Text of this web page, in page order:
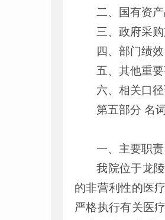
二、国有资
三、政府采
四、部门绩
五、其他重
六、相关口
第五部分 名
一、主要职责
我院位于龙
的非营利性的医
严格执行有关医